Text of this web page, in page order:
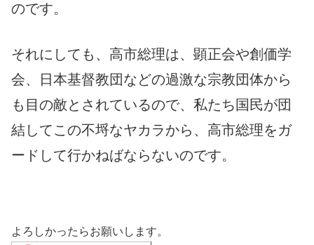
のです。
それにしても、高市総理は、顕正会や創価学
会、日本基督教団などの過激な宗教団体から
も目の敵とされているので、私たち国民が団
結してこの不埒なヤカラから、高市総理をガ
ードして行かねばならないのです。
よろしかったらお願いします。